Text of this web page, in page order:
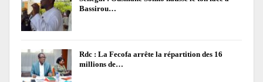
Bassirou…
Rdc : La Fecofa arrête la répartition des 16
millions de…